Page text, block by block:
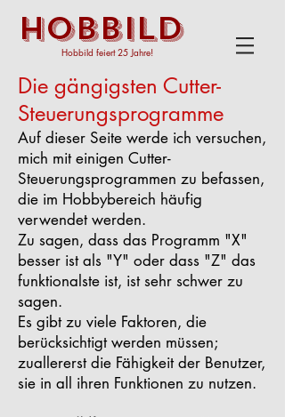
HOBBILD
Hobbild feiert 25 Jahre!
Die gängigsten Cutter-
Steuerungsprogramme
Auf dieser Seite werde ich versuchen,
mich mit einigen Cutter-
Steuerungsprogrammen zu befassen,
die im Hobbybereich häufig
verwendet werden.
Zu sagen, dass das Programm "X"
besser ist als "Y" oder dass "Z" das
funktionalste ist, ist sehr schwer zu
sagen.
Es gibt zu viele Faktoren, die
berücksichtigt werden müssen;
zuallererst die Fähigkeit der Benutzer,
sie in all ihren Funktionen zu nutzen.